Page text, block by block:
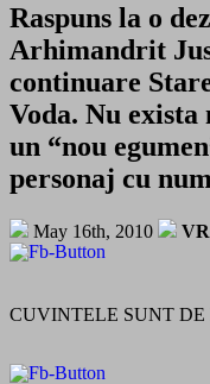
Raspuns la o
Arhimandrit
continuare
Voda. Nu
un “nou
personaj cu
May 16th, 2010 VR
CUVINTELE SUNT DE